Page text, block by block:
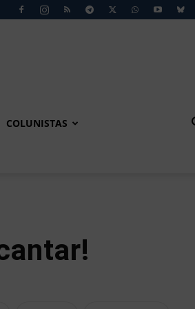
COLUNISTAS